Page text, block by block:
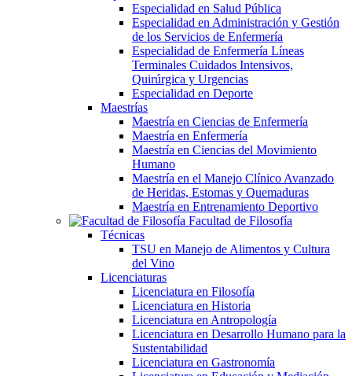
Especialidad en Salud Pública
Especialidad en Administración y Gestión
de los Servicios de Enfermería
Especialidad de Enfermería Líneas
Terminales Cuidados Intensivos,
Quirúrgica y Urgencias
Especialidad en Deporte
Maestrías
Maestría en Ciencias de Enfermería
Maestría en Enfermería
Maestría en Ciencias del Movimiento
Humano
Maestría en el Manejo Clínico Avanzado
de Heridas, Estomas y Quemaduras
Maestría en Entrenamiento Deportivo
Facultad de Filosofía
Técnicas
TSU en Manejo de Alimentos y Cultura
del Vino
Licenciaturas
Licenciatura en Filosofía
Licenciatura en Historia
Licenciatura en Antropología
Licenciatura en Desarrollo Humano para la
Sustentabilidad
Licenciatura en Gastronomía